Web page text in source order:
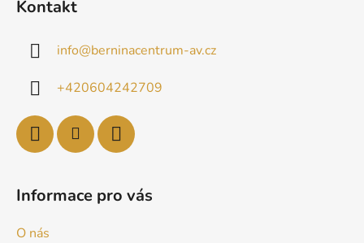
Kontakt
info@berninacentrum-av.cz
+420604242709
Informace pro vás
O nás